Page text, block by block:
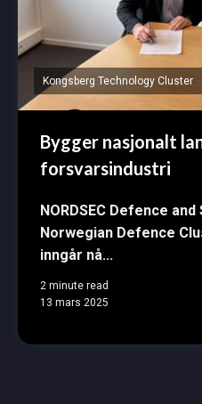
Kongsberg Technology Cluster
Bygger nasjonalt
forsvarsindustri
NORDSEC Defence
Norwegian Defence
inngår nå...
2 minute read
13 mars 2025